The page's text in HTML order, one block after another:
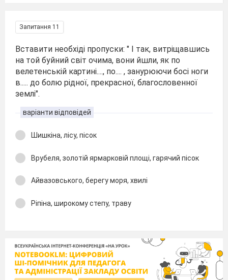
Запитання 11
Вставити необхіді пропуски: " І так, витріщавшись
на той буйний світ очима, вони йшли, як по
велетенській картині...., по.... , занурюючи босі ноги
в..... до болю рідної, прекрасної, благословенної
землі".
варіанти відповідей
Шишкіна, лісу, пісок
Врубеля, золотій ярмарковій площі, гарячий пісок
Айвазовського, берегу моря, хвилі
Ріпіна, широкому степу, траву